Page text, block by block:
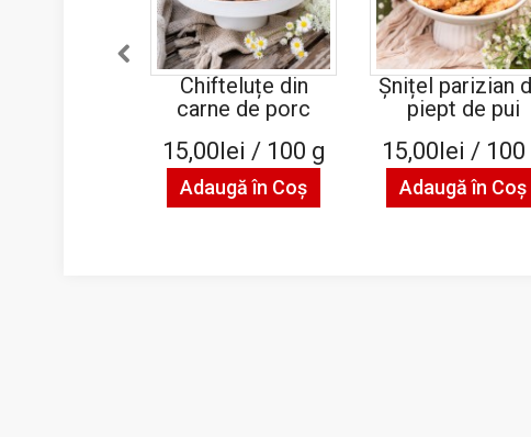
Chifteluțe din
carne de porc
15,00lei / 100 g
Adaugă în Coş
Șnițel parizian
piept de pui
15,00lei / 100
Adaugă în Coş